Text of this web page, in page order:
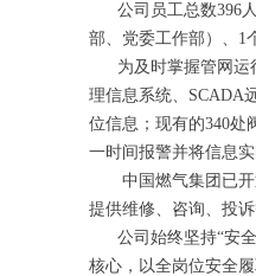
公司员工总数396人
部、党委工作部）、1
为及时掌握管网运
理信息系统、SCADA
位信息；现有的340处
一时间报警并将信息实
中国燃气集团已开通
提供维修、咨询、投诉
公司始终坚持“安全
核心，以全岗位安全